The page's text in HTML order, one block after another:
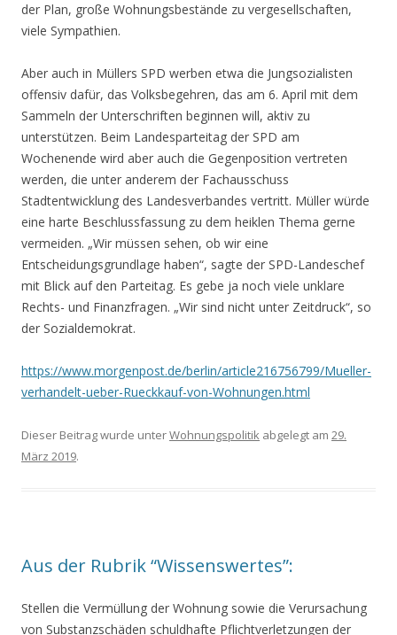
der Plan, große Wohnungsbestände zu vergesellschaften,
viele Sympathien.
Aber auch in Müllers SPD werben etwa die Jungsozialisten
offensiv dafür, das Volksbegehren, das am 6. April mit dem
Sammeln der Unterschriften beginnen will, aktiv zu
unterstützen. Beim Landesparteitag der SPD am
Wochenende wird aber auch die Gegenposition vertreten
werden, die unter anderem der Fachausschuss
Stadtentwicklung des Landesverbandes vertritt. Müller würde
eine harte Beschlussfassung zu dem heiklen Thema gerne
vermeiden. „Wir müssen sehen, ob wir eine
Entscheidungsgrundlage haben“, sagte der SPD-Landeschef
mit Blick auf den Parteitag. Es gebe ja noch viele unklare
Rechts- und Finanzfragen. „Wir sind nicht unter Zeitdruck“, so
der Sozialdemokrat.
https://www.morgenpost.de/berlin/article216756799/Mueller-
verhandelt-ueber-Rueckkauf-von-Wohnungen.html
Dieser Beitrag wurde unterWohnungspolitik abgelegt am 29.
März 2019.
Aus der Rubrik “Wissenswertes”:
Stellen die Vermüllung der Wohnung sowie die Verursachung
von Substanzschäden schuldhafte Pflichtverletzungen der